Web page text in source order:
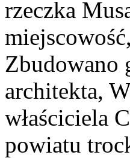
rzeczka
Zbudowano
architekta,
właściciela
powiatu